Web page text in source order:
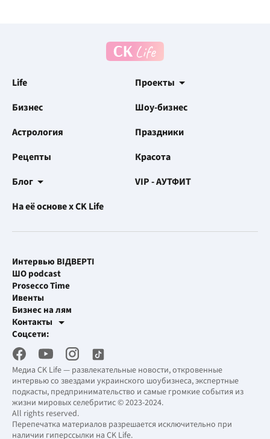
Life
Проекты
Бизнес
Шоу-бизнес
Астрология
Праздники
Рецепты
Красота
Блог
VIP - АУТФИТ
На её основе x CK Life
Медиа CK Life — развлекательные новости, откровенные
интервью со звездами украинского шоубизнеса, экспертные
подкасты, предпринимательство и самые громкие события из
жизни мировых селебритис © 2023-2024.
All rights reserved.
Перепечатка материалов разрешается исключительно при
наличии гиперссылки на CK Life.
Интервью ВІДВЕРТІ
ШО podcast
Prosecco Time
Ивенты
Бизнес на лям
Контакты
Рекламные интеграции
Рабочая почта
Соцсети: